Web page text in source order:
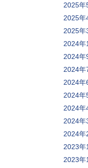
2025年
2025年
2025年
2024年
2024年
2024年
2024年
2024年
2024年
2024年
2024年
2023年
2023年